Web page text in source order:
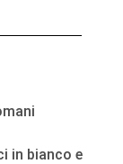
in bianco e